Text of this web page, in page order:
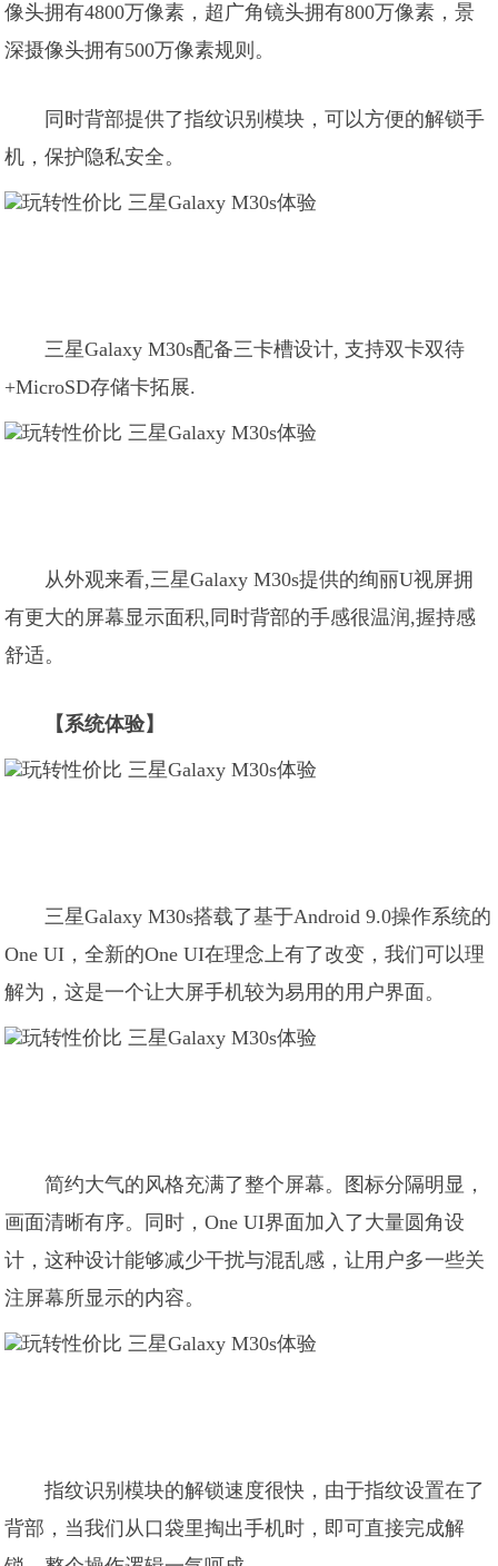
像头拥有4800万像素，超广角镜头拥有800万像素，景
深摄像头拥有500万像素规则。
同时背部提供了指纹识别模块，可以方便的解锁手
机，保护隐私安全。
三星Galaxy M30s配备三卡槽设计, 支持双卡双待
+MicroSD存储卡拓展.
从外观来看,三星Galaxy M30s提供的绚丽U视屏拥
有更大的屏幕显示面积,同时背部的手感很温润,握持感
舒适。
【系统体验】
三星Galaxy M30s搭载了基于Android 9.0操作系统的
One UI，全新的One UI在理念上有了改变，我们可以理
解为，这是一个让大屏手机较为易用的用户界面。
简约大气的风格充满了整个屏幕。图标分隔明显，
画面清晰有序。同时，One UI界面加入了大量圆角设
计，这种设计能够减少干扰与混乱感，让用户多一些关
注屏幕所显示的内容。
指纹识别模块的解锁速度很快，由于指纹设置在了
背部，当我们从口袋里掏出手机时，即可直接完成解